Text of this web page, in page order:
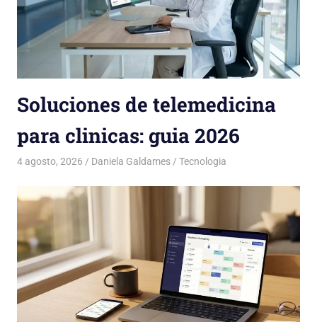
Soluciones de telemedicina
para clinicas: guia 2026
4 agosto, 2026 Daniela Galdames Tecnologia